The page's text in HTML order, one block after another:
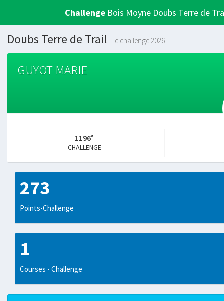
Challenge Bois Moyne Doubs Terre de
Doubs Terre de Trail Le challenge 2026
GUYOT MARIE
1196°
CHALLENGE
273
Points-Challenge
1
Courses - Challenge